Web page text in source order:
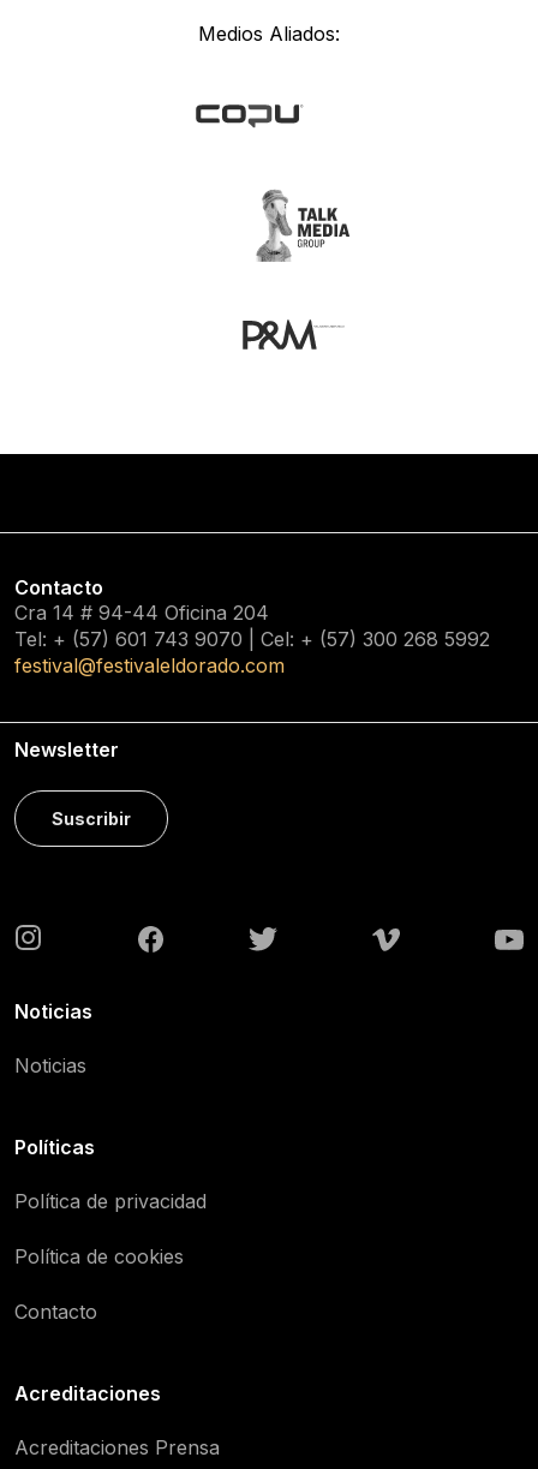
Medios Aliados:
Contacto
Cra 14 # 94-44 Oficina 204
Tel: + (57) 601 743 9070 | Cel: + (57) 300 268 5992
festival@festivaleldorado.com
Newsletter
Suscribir
Noticias
Noticias
Políticas
Política de privacidad
Política de cookies
Contacto
Acreditaciones
Acreditaciones Prensa